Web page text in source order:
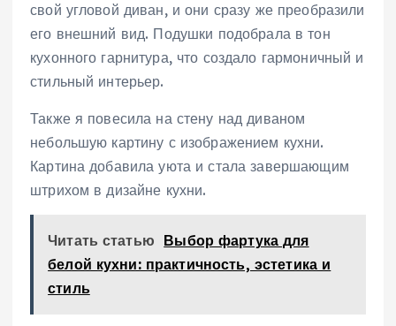
свой угловой диван, и они сразу же преобразили
его внешний вид. Подушки подобрала в тон
кухонного гарнитура, что создало гармоничный и
стильный интерьер.
Также я повесила на стену над диваном
небольшую картину с изображением кухни.
Картина добавила уюта и стала завершающим
штрихом в дизайне кухни.
Читать статью Выбор фартука для
белой кухни: практичность, эстетика и
стиль